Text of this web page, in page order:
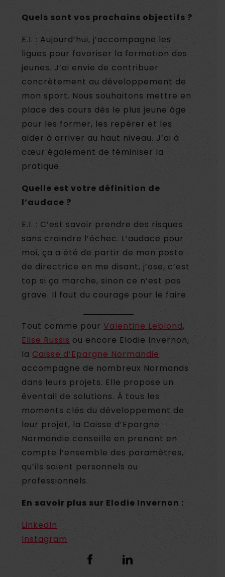
Quels sont vos prochains objectifs ?
E.I. : Aujourd’hui, j’accompagne les
ligues pour favoriser la formation des
jeunes. J’ai envie de contribuer
concrètement au développement de
mon sport. Nous souhaitons mettre en
place des cours dès le plus jeune âge
pour les former, les repérer et les
aider à arriver au haut niveau. J’ai à
cœur également de féminiser la
pratique.
Quelle est votre définition de
l’audace ?
E.I. : C’est savoir prendre des risques
sans craindre l’échec. L’audace pour
moi, ça a été de partir de mon poste
de directrice en me disant, j’ose, c’est
top si ça marche, sinon ce n’est pas
grave. Il faut du courage pour le faire.
Tout comme pourValentine Leblond,
Elise Russis ou encore Elodie Invernon,
la Caisse d’Epargne Normandie
accompagne de nombreux Normands
dans leurs projets. Elle propose un
éventail de solutions. À tous les
moments clés du développement de
leur projet, la Caisse d’Epargne
Normandie conseille en prenant en
compte l’ensemble des paramètres,
qu’ils soient personnels ou
professionnels.
En savoir plus sur Elodie Invernon :
LinkedIn
Instagram